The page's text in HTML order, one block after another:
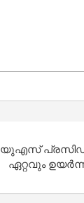
യുഎസ്
ഏറ്റവും